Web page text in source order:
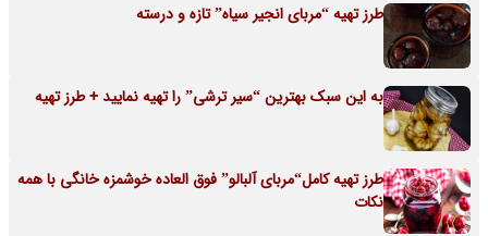
طرز تهیه “مربای انجیر سیاه” تازه و درسته
به این سبک بهترین “سیر ترشی” را تهیه نمایید + طرز تهیه
طرز تهیه کامل“مربای آلبالو” فوق العاده خوشمزه خانگی با همه
نکات